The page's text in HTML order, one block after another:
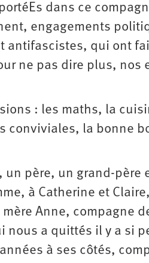
dans ce
engagements
antifascistes, qui ont
ne pas dire plus, nos
: les maths, la
conviviales, la bonne
père, un grand-père
à Catherine et
Anne, compagne
nous a quittés il y a si
à ses côtés,